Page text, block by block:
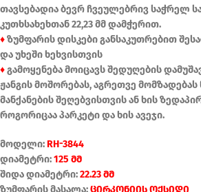
თავსებადია ბევრ ჩვეულებრივ საჭრელ
კუთხსახეხთან 22,23 მმ დამჭერით.
♦ზუმფარის დისკები განსაკუთრებით
და უხეში ხეხვისთვის
♦გამოყენება მოიცავს შედუღების
ჟანგის მოშორებას, აგრეთვე მომზადებას
მანქანების შეღებვისთვის ან ხის
როგორიცაა პარკეტი და ხის ავეჯი.
მოდელი:RH-3844
დიამეტრი:125 მმ
შიდა დიამეტრი:22.23 მმ
ზუმფარის მასალა:ცირკონიის ოქსიდი